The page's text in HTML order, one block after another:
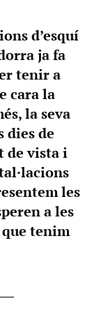
d’esquí
ja fa
tenir a
cara la
la seva
dies de
de vista i
les
a les
tenim